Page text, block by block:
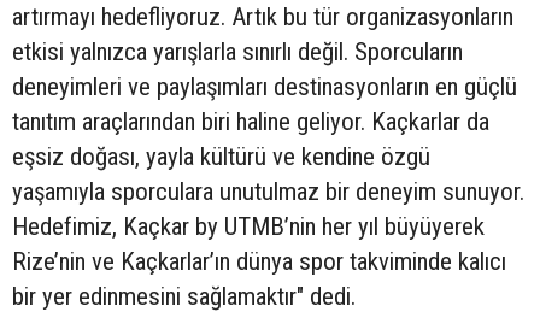
artırmayı hedefliyoruz. Artık bu tür organizasyonların
etkisi yalnızca yarışlarla sınırlı değil. Sporcuların
deneyimleri ve paylaşımları destinasyonların en güçlü
tanıtım araçlarından biri haline geliyor. Kaçkarlar da
eşsiz doğası, yayla kültürü ve kendine özgü
yaşamıyla sporculara unutulmaz bir deneyim sunuyor.
Hedefimiz, Kaçkar by UTMB’nin her yıl büyüyerek
Rize’nin ve Kaçkarlar’ın dünya spor takviminde kalıcı
bir yer edinmesini sağlamaktır" dedi.